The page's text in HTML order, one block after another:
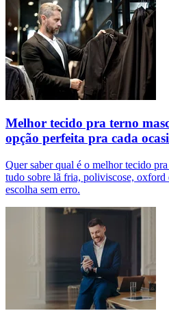
Melhor tecido pra terno
opção perfeita pra cada
Quer saber qual é o melhor tecido
tudo sobre lã fria, poliviscose, oxford
escolha sem erro.